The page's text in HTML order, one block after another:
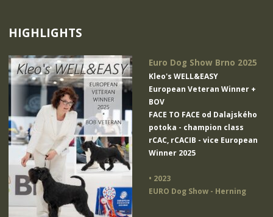
HIGHLIGHTS
Euro Dog Show Brno 2025
Kleo's WELL&EASY
European Veteran Winner +
BOV
FACE TO FACE od Dalajského
potoka - champion class
rCAC, rCACIB - vice European
Winner 2025
• 2023
EURO Dog Show - Herning